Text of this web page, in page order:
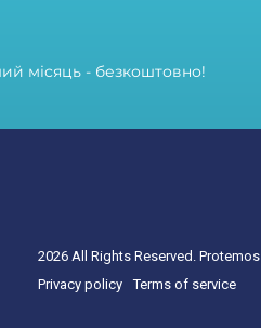
місяць - безкоштовно!
2026 All Rights Reserved. Protemos
Privacy policy
Terms of service